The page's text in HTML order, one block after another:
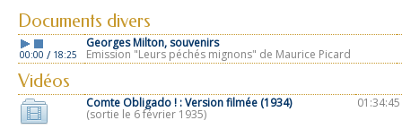
Documents divers
00:00 / 18:25
Georges Milton, souvenirs
Emission "Leurs péchés mignons" de Maurice Picard
Vidéos
Comte Obligado ! :Version filmée (1934)
(sortie le 6 février 1935)
01:34:45